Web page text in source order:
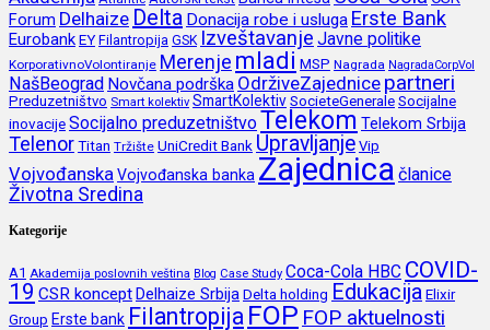
Forum Delhaize Delta Donacija robe i usluga Erste Bank
EurobankEY Filantropija GSK Izveštavanje Javne politike
KorporativnoVolontiranje Merenje mladi MSP Nagrada NagradaCorpVol
NašBeograd Novčana podrška OdrživeZajednice partneri
Preduzetništvo Smart kolektiv SmartKolektivSocieteGeneraleSocijalne
inovacijeSocijalno preduzetništvoTelekom Telekom Srbija
TelenorTitan Tržište UniCredit Bank Upravljanje Vip
VojvođanskaVojvođanska banka Zajednica članice
Životna Sredina
Kategorije
A1 Akademija poslovnih veština Blog Case Study Coca-Cola HBC COVID-
19 CSR konceptDelhaize Srbija Delta holding Edukacija Elixir
Group Erste bank Filantropija FOP FOP aktuelnosti